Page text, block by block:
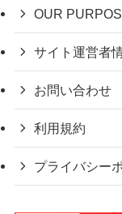
OUR
サイト運営者
お問い合わせ
利用規約
プライバシー